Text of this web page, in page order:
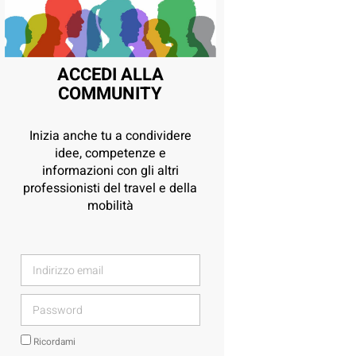
ACCEDI ALLA
COMMUNITY
Inizia anche tu a condividere
idee, competenze e
informazioni con gli altri
professionisti del travel e della
mobilità
Ricordami